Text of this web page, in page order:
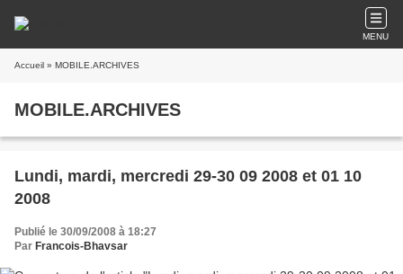
MENU
Accueil » MOBILE.ARCHIVES
MOBILE.ARCHIVES
Lundi, mardi, mercredi 29-30 09 2008 et 01 10
2008
Publié le 30/09/2008 à 18:27
Par Francois-Bhavsar